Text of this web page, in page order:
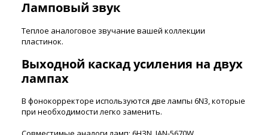
Ламповый звук
Теплое аналоговое звучание вашей коллекции
пластинок.
Выходной каскад усиления на двух
лампах
В фонокорректоре используются две лампы 6N3, которые
при необходимости легко заменить.